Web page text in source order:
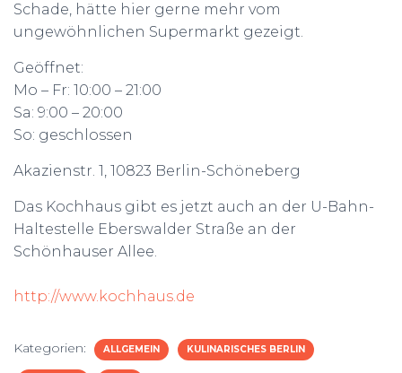
Schade, hätte hier gerne mehr vom
ungewöhnlichen Supermarkt gezeigt.
Geöffnet:
Mo – Fr: 10:00 – 21:00
Sa: 9:00 – 20:00
So: geschlossen
Akazienstr. 1, 10823 Berlin-Schöneberg
Das Kochhaus gibt es jetzt auch an der U-Bahn-
Haltestelle Eberswalder Straße an der
Schönhauser Allee.
http://www.kochhaus.de
Kategorien: ALLGEMEIN KULINARISCHES BERLIN